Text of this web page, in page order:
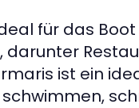
für das
darunter
ist ein